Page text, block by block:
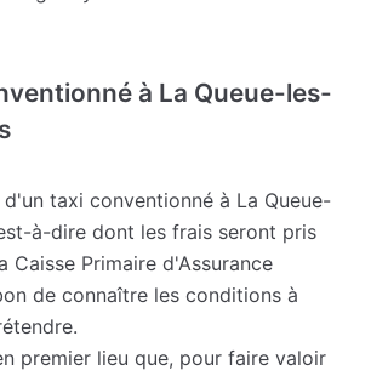
à La Queue-les-
taxi conventionné à La Queue-
à-dire dont les frais seront pris
Caisse Primaire d'Assurance
de connaître les conditions à
premier lieu que, pour faire valoir